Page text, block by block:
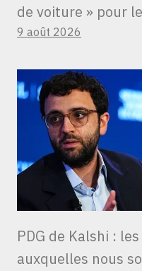
de voiture » ​​pour
9 août 2026
PDG de Kalshi :
auxquelles nous